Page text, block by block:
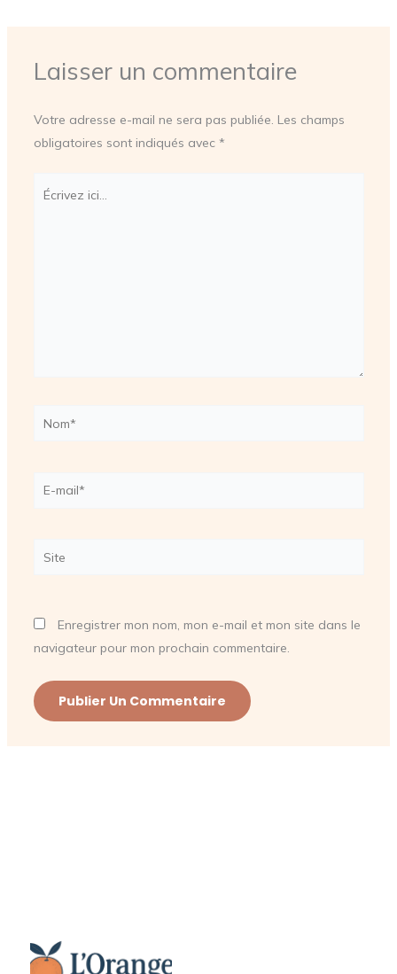
Laisser un commentaire
Votre adresse e-mail ne sera pas publiée. Les champs
obligatoires sont indiqués avec *
Nom*
E-
Site
Enregistrer mon nom, mon e-mail et mon site dans le
navigateur pour mon prochain commentaire.